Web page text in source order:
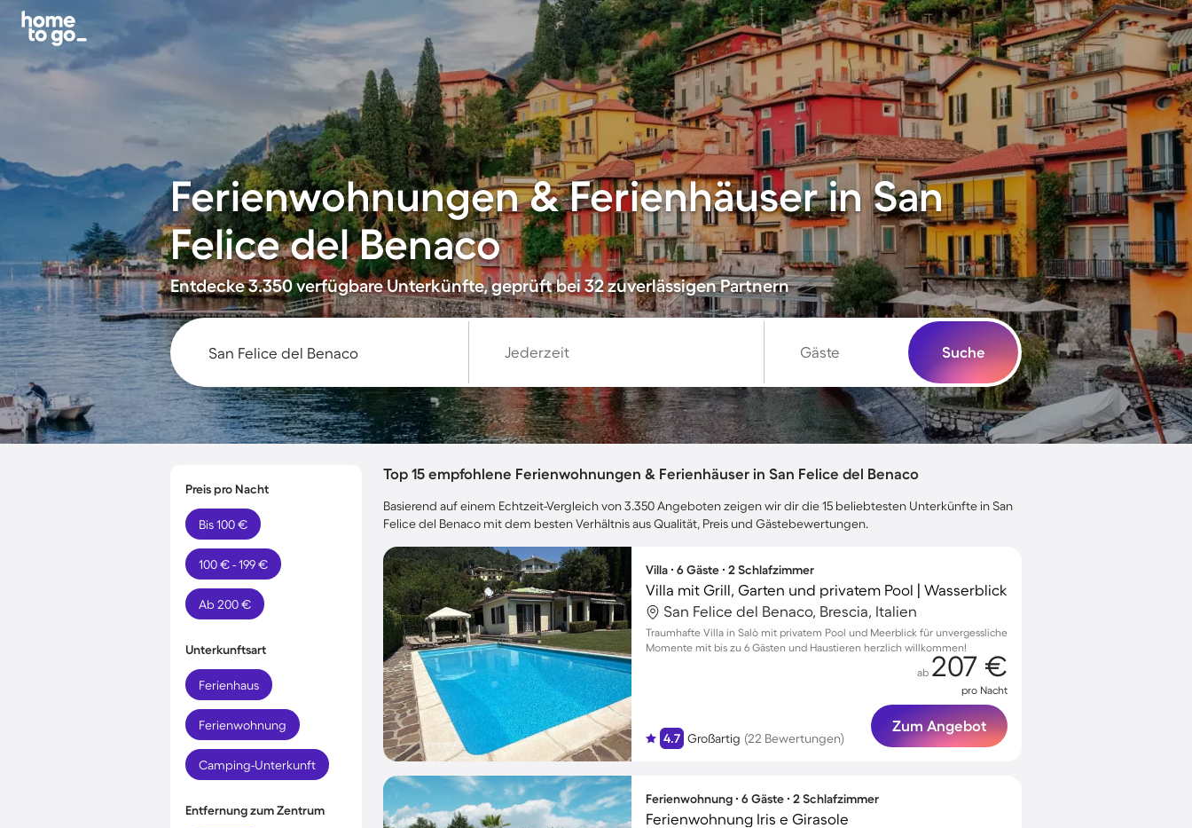
Ferienwohnungen & Ferienhäuser in San
Felice del Benaco
Entdecke 3.350 verfügbare Unterkünfte, geprüft bei 32 zuverlässigen Partnern
Jederzeit Gäste Suche
Preis pro Nacht
Bis 100 €
100 € - 199 €
Ab 200 €
Unterkunftsart
Ferienhaus
Ferienwohnung
Camping-Unterkunft
Entfernung zum Zentrum
Top 15 empfohlene Ferienwohnungen & Ferienhäuser in San Felice del Benaco
Basierend auf einem Echtzeit-Vergleich von 3.350 Angeboten zeigen wir dir die 15 beliebtesten Unterkünfte in San
Felice del Benaco mit dem besten Verhältnis aus Qualität, Preis und Gästebewertungen.
Villa ∙ 6 Gäste ∙ 2 Schlafzimmer
Villa mit Grill, Garten und privatem Pool | Wasserblick
San Felice del Benaco, Brescia, Italien
Traumhafte Villa in Salò mit privatem Pool und Meerblick für unvergessliche
Momente mit bis zu 6 Gästen und Haustieren herzlich willkommen!
4.7 Großartig (22 Bewertungen)
ab 207 €
pro Nacht
Zum Angebot
Ferienwohnung ∙ 6 Gäste ∙ 2 Schlafzimmer
Ferienwohnung Iris e Girasole